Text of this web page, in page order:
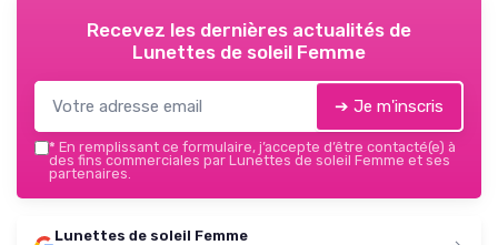
Recevez les dernières actualités de
Lunettes de soleil Femme
➔ Je m'inscris
* En remplissant ce formulaire, j’accepte d’être contacté(e) à
des fins commerciales par Lunettes de soleil Femme et ses
partenaires.
Lunettes de soleil Femme